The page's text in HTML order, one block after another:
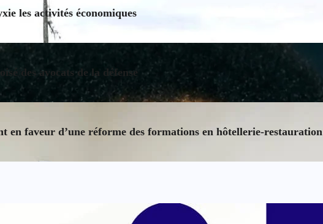
les activités économiques
des avocats de la défense
en faveur d’une réforme des formations en hôtellerie-restauration